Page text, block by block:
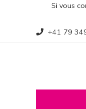
Si vous
+41 79